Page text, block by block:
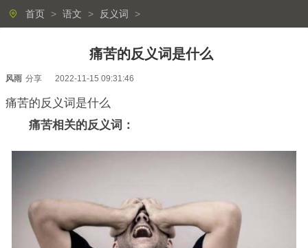
首页 > 语文 > 反义词 >
痛苦的反义词是什么
风雨 分享 2022-11-15 09:31:46
痛苦的反义词是什么
痛苦相关的反义词：